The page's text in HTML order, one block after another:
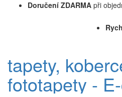
Doručení ZDARMA při
tapety,
fototapety -